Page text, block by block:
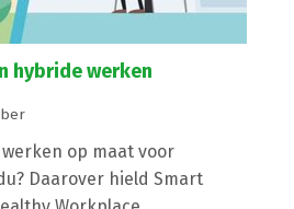
hybride werken
op maat voor
Daarover hield Smart